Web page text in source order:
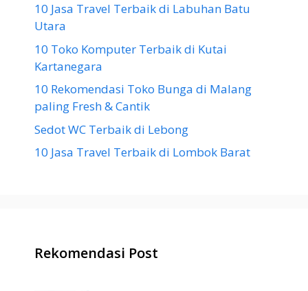
10 Jasa Travel Terbaik di Labuhan Batu
Utara
10 Toko Komputer Terbaik di Kutai
Kartanegara
10 Rekomendasi Toko Bunga di Malang
paling Fresh & Cantik
Sedot WC Terbaik di Lebong
10 Jasa Travel Terbaik di Lombok Barat
Rekomendasi Post